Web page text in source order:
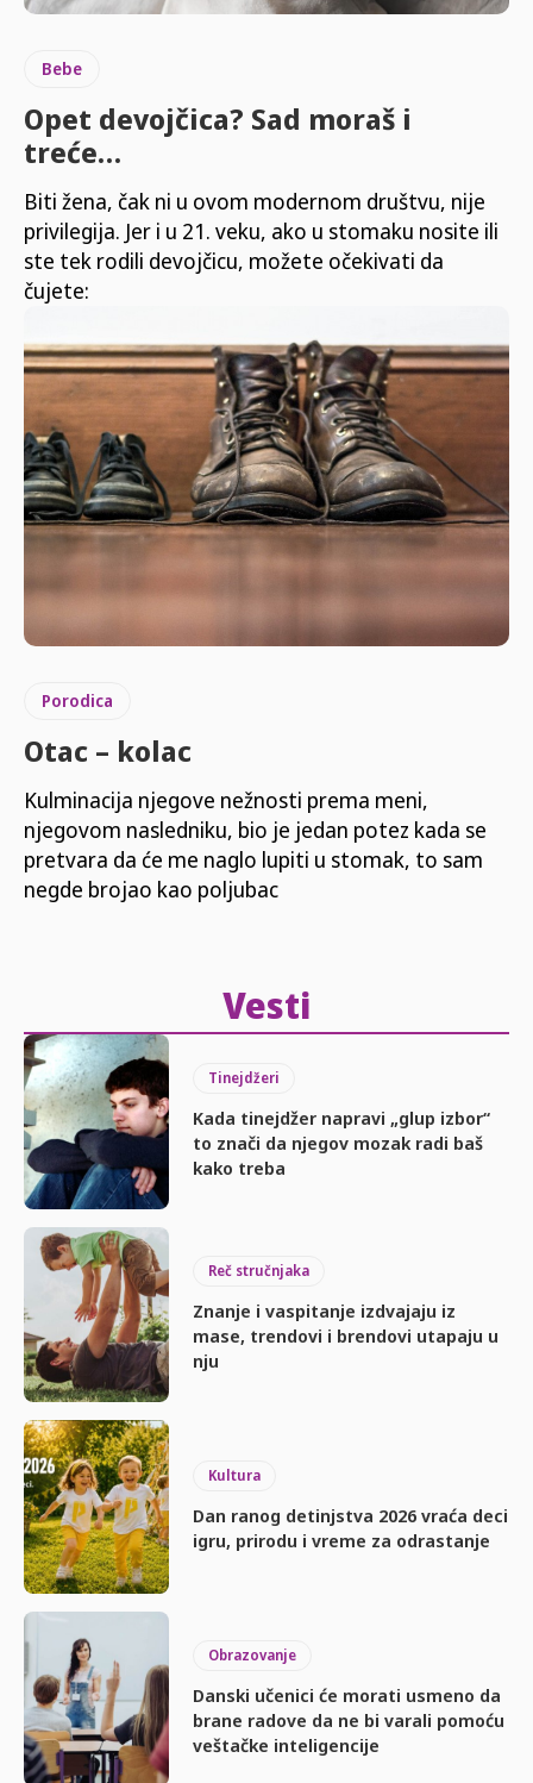
Bebe
Opet devojčica? Sad moraš i
treće…
Biti žena, čak ni u ovom modernom društvu, nije
privilegija. Jer i u 21. veku, ako u stomaku nosite ili
ste tek rodili devojčicu, možete očekivati da
čujete:
Porodica
Otac – kolac
Kulminacija njegove nežnosti prema meni,
njegovom nasledniku, bio je jedan potez kada se
pretvara da će me naglo lupiti u stomak, to sam
negde brojao kao poljubac
Vesti
Tinejdžeri
Kada tinejdžer napravi „glup izbor“
to znači da njegov mozak radi baš
kako treba
Reč stručnjaka
Znanje i vaspitanje izdvajaju iz
mase, trendovi i brendovi utapaju u
nju
Kultura
Dan ranog detinjstva 2026 vraća deci
igru, prirodu i vreme za odrastanje
Obrazovanje
Danski učenici će morati usmeno da
brane radove da ne bi varali pomoću
veštačke inteligencije